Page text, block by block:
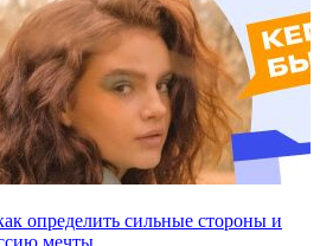
определить сильные стороны и
мечты